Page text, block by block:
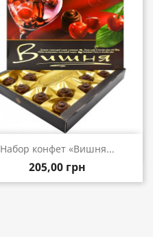
Набор конфет «Вишня...
205,00 грн
Быстрый просмотр